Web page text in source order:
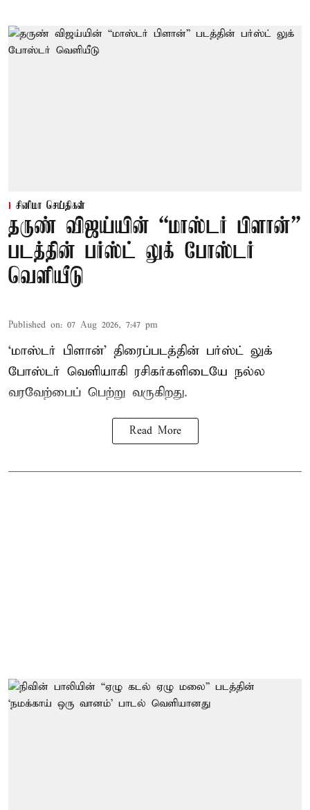
சினிமா செய்திகள்
தருண் விஜய்யின் “மாஸ்டர் பிளான்”
படத்தின் பர்ஸ்ட் லுக் போஸ்டர்
வெளியீடு
Published on: 07 Aug 2026, 7:47 pm
‘மாஸ்டர் பிளான்’ திரைப்படத்தின் பர்ஸ்ட் லுக்
போஸ்டர் வெளியாகி ரசிகர்களிடையே நல்ல
வரவேற்பைப் பெற்று வருகிறது.
Read More